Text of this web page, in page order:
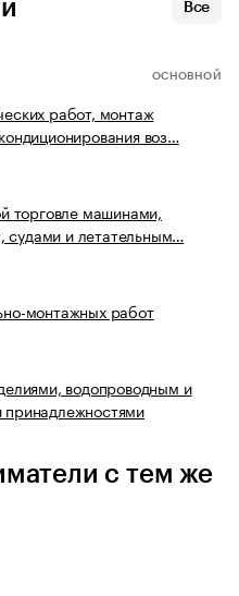
Все
ОСНОВНОЙ
работ, монтаж
воз…
торговле машинами,
и летательным…
монтажных работ
водопроводным и
с тем же